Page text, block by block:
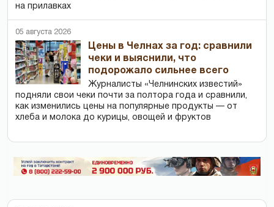
на прилавках
05 августа 2026
Цены в Челнах за год: сравнили
чеки и выяснили, что
подорожало сильнее всего
Журналисты «Челнинских известий»
подняли свои чеки почти за полтора года и сравнили,
как изменились цены на популярные продукты — от
хлеба и молока до курицы, овощей и фруктов